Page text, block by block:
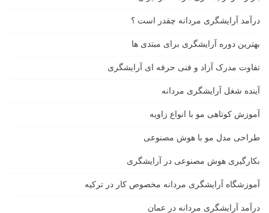
درآمد آرایشگری مردانه چقدر است ؟
بهترین دوره آرایشگری برای مبتدی ها
تفاوت مدرک آزاد و فنی حرفه ای آرایشگری
آینده شغل آرایشگری مردانه
آموزش کوتاهی مو با انواع زاویه
طراحی مدل مو با هوش مصنوعی
بکارگیری هوش مصنوعی در آرایشگری
آموزشگاه آرایشگری مردانه مخصوص کار در ترکیه
درآمد آرایشگری مردانه در عمان